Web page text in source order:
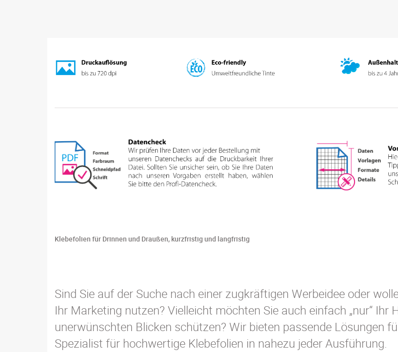
Klebefolien für Drinnen und Draußen, kurzfristig und langfristig
Sind Sie auf der Suche nach einer zugkräftigen Werbeidee oder
Ihr Marketing nutzen? Vielleicht möchten Sie auch einfach „nur“ Ihr
unerwünschten Blicken schützen? Wir bieten passende Lösungen
Spezialist für hochwertige Klebefolien in nahezu jeder Ausführung.